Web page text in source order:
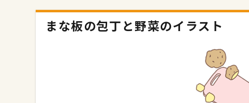
まな板の包丁と野菜のイラスト